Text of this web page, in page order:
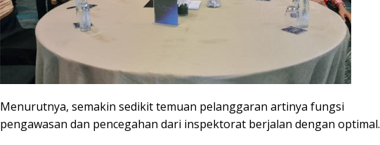
Menurutnya, semakin sedikit temuan pelanggaran artinya fungsi
pengawasan dan pencegahan dari inspektorat berjalan dengan optimal.